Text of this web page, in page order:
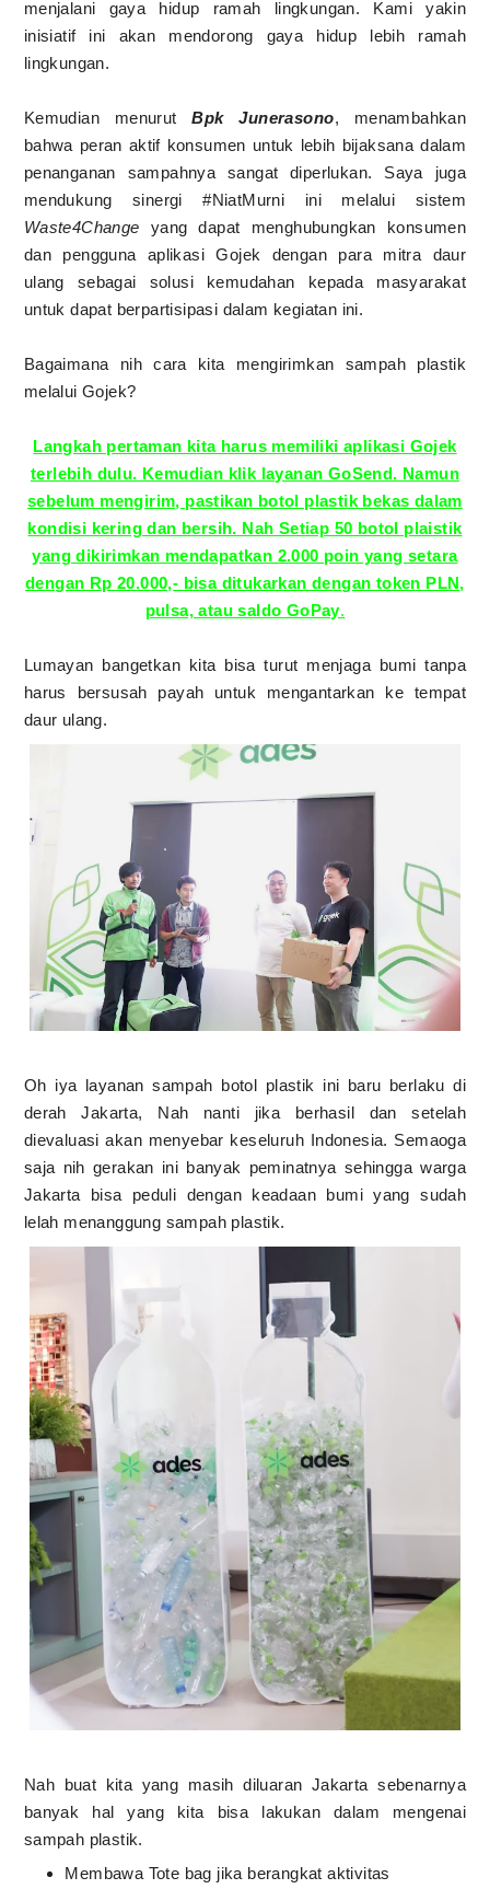
menjalani gaya hidup ramah lingkungan. Kami yakin
inisiatif ini akan mendorong gaya hidup lebih ramah
lingkungan.
Kemudian menurutBpk Junerasono, menambahkan
bahwa peran aktif konsumen untuk lebih bijaksana dalam
penanganan sampahnya sangat diperlukan. Saya juga
mendukung sinergi #NiatMurni ini melalui sistem
Waste4Change yang dapat menghubungkan konsumen
dan pengguna aplikasi Gojek dengan para mitra daur
ulang sebagai solusi kemudahan kepada masyarakat
untuk dapat berpartisipasi dalam kegiatan ini.
Bagaimana nih cara kita mengirimkan sampah plastik
melalui Gojek?
Langkah pertaman kita harus memiliki aplikasi Gojek
terlebih dulu. Kemudian klik layanan GoSend. Namun
sebelum mengirim, pastikan botol plastik bekas dalam
kondisi kering dan bersih. Nah Setiap 50 botol plaistik
yang dikirimkan mendapatkan 2.000 poin yang setara
dengan Rp 20.000,- bisa ditukarkan dengan token PLN,
pulsa, atau saldo GoPay.
Lumayan bangetkan kita bisa turut menjaga bumi tanpa
harus bersusah payah untuk mengantarkan ke tempat
daur ulang.
Oh iya layanan sampah botol plastik ini baru berlaku di
derah Jakarta, Nah nanti jika berhasil dan setelah
dievaluasi akan menyebar keseluruh Indonesia. Semaoga
saja nih gerakan ini banyak peminatnya sehingga warga
Jakarta bisa peduli dengan keadaan bumi yang sudah
lelah menanggung sampah plastik.
Nah buat kita yang masih diluaran Jakarta sebenarnya
banyak hal yang kita bisa lakukan dalam mengenai
sampah plastik.
Membawa Tote bag jika berangkat aktivitas